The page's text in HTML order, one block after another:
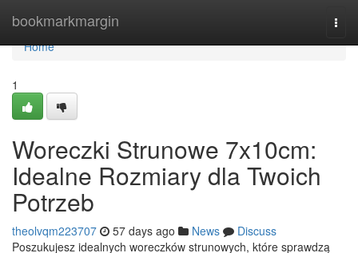
bookmarkmargin
Home
Home
1
Woreczki Strunowe 7x10cm:
Idealne Rozmiary dla Twoich
Potrzeb
theolvqm223707 57 days ago News
Discuss
Poszukujesz idealnych woreczków strunowych, które sprawdzą